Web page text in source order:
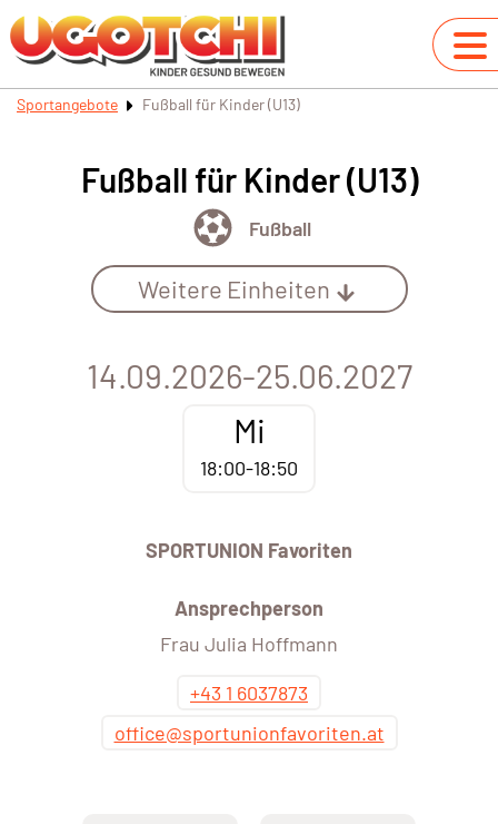
Sportangebote Fußball für Kinder (U13)
Fußball für Kinder (U13)
Fußball
Weitere Einheiten
14.09.2026-25.06.2027
Mi
18:00-18:50
SPORTUNION Favoriten
Ansprechperson
Frau Julia Hoffmann
+43 1 6037873
office@sportunionfavoriten.at